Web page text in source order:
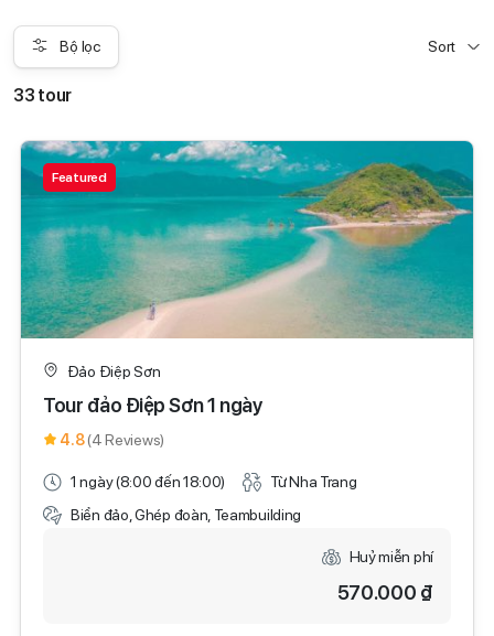
Bộ lọc Sort
33 tour
Featured
Đảo Điệp Sơn
Tour đảo Điệp Sơn 1 ngày
4.8(4 Reviews)
1 ngày (8:00 đến 18:00)
Từ Nha Trang
Biển đảo, Ghép đoàn, Teambuilding
Huỷ miễn phí
570.000 ₫